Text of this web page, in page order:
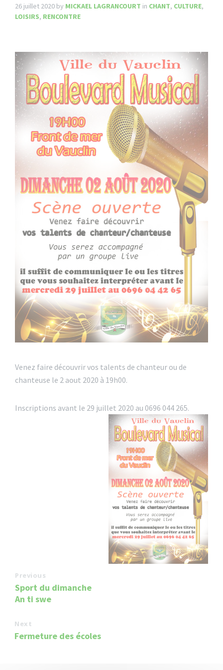
26 juillet 2020 by MICKAEL LAGRANCOURT in CHANT, CULTURE,
LOISIRS, RENCONTRE
Venez faire découvrir vos talents de chanteur ou de
chanteuse le 2 aout 2020 à 19h00.
Inscriptions avant le 29 juillet 2020 au 0696 044 265.
Previous
Sport du dimanche
An ti swe
Next
Fermeture des écoles